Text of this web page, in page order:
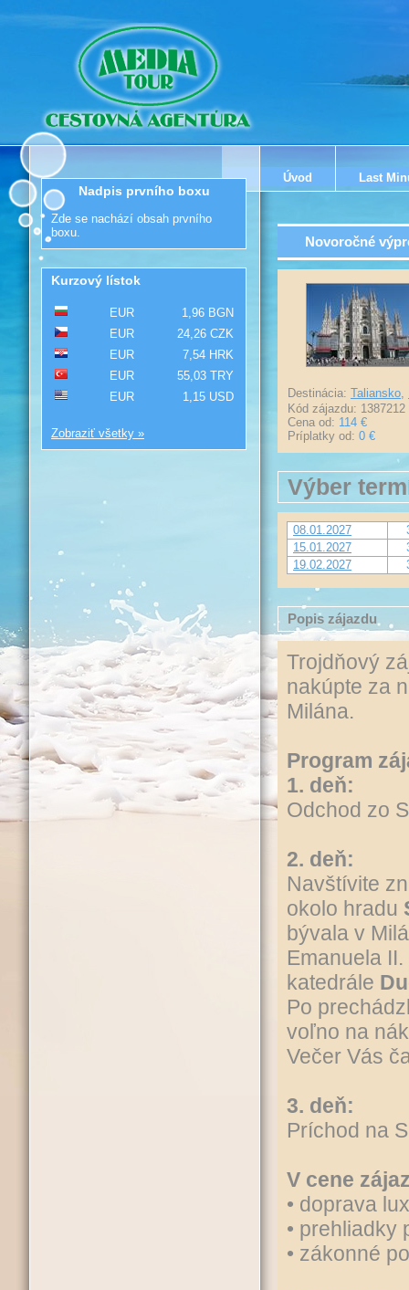
Úvod Last
Novoročné
Destinácia: Taliansko,
Kód zájazdu: 1387212
Cena od: 114 €
Príplatky od: 0 €
Výber
08.01.2027
15.01.2027
19.02.2027
Popis zájazdu
Trojdňový
nakúpte za
Milána.
Program
1. deň:
Odchod zo
2. deň:
Navštívite
okolo hradu
bývala v
Emanuela
katedrále
Po
voľno na
Večer Vás
3. deň:
Príchod na
V cene
• doprava
• prehliadky
• zákonné
Nadpis prvního boxu
Zde se nachází obsah prvního
boxu.
Kurzový lístok
EUR
1,96 BGN
EUR
24,26 CZK
EUR
7,54 HRK
EUR
55,03 TRY
EUR
1,15 USD
Zobraziť všetky »